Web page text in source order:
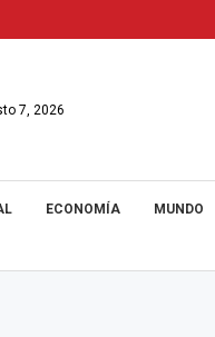
7, 2026
ECONOMÍA MUNDO